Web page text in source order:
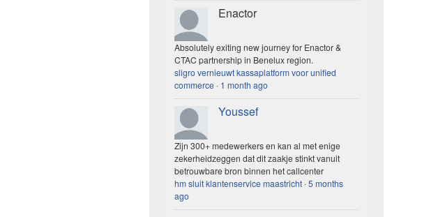
Enactor
Absolutely exiting new journey for Enactor &
CTAC partnership in Benelux region.
sligro vernieuwt kassaplatform voor unified
commerce · 1 month ago
Youssef
Zijn 300+ medewerkers en kan al met enige
zekerheidzeggen dat dit zaakje stinkt vanuit
betrouwbare bron binnen het callcenter
hm sluit klantenservice maastricht ·5 months
ago